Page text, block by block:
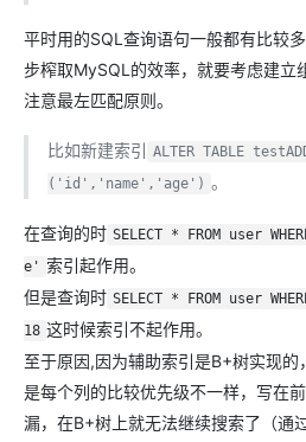
平时用的SQL查询语句一般都有比较
步榨取MySQL的效率，就要考虑建立
注意最左匹配原则。
比如新建索引 ALTER TABLE
('id','name','age') 。
在查询的时 SELECT * FROM user
e'
索引起作用。
但是查询时 SELECT * FROM user
18 这时候索引不起作用。
至于原因,因为辅助索引是B+树实现
是每个列的比较优先级不一样，写在
漏，在B+树上就无法继续搜索了（通